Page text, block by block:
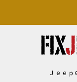
Ｊｅｅ